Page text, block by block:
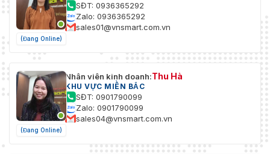
(Đang Online)
SĐT: 0936365292
Zalo: 0936365292
sales01@vnsmart.com.vn
(Đang Online)
Nhân viên kinh doanh:Thu Hà
KHU VỰC MIỀN BẮC
SĐT: 0901790099
Zalo: 0901790099
sales04@vnsmart.com.vn